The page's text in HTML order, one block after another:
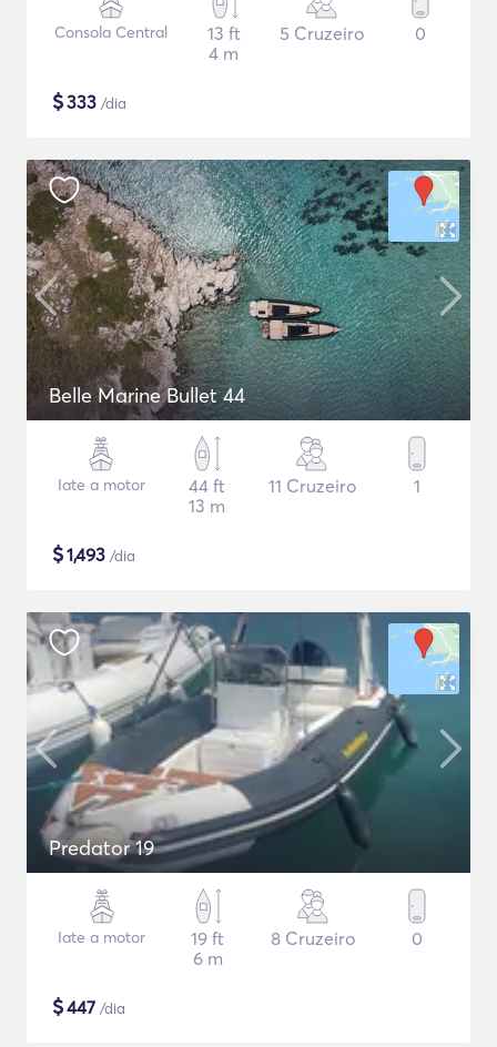
Consola Central
13 ft
4 m
5 Cruzeiro 0
$333 /dia
Belle Marine Bullet 44
Iate a motor
44 ft
13 m
11 Cruzeiro 1
$1,493 /dia
Predator 19
Iate a motor
19 ft
6 m
8 Cruzeiro 0
$447 /dia